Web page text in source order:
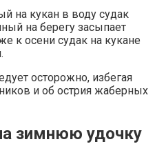
на кукан в воду судак
на берегу засыпает
к осени судак на кукане
осторожно, избегая
и об острия жаберных
зимнюю удочку